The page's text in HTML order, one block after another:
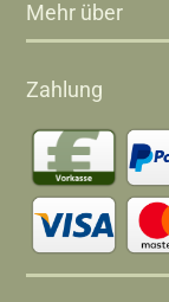
Mehr über
Zahlung